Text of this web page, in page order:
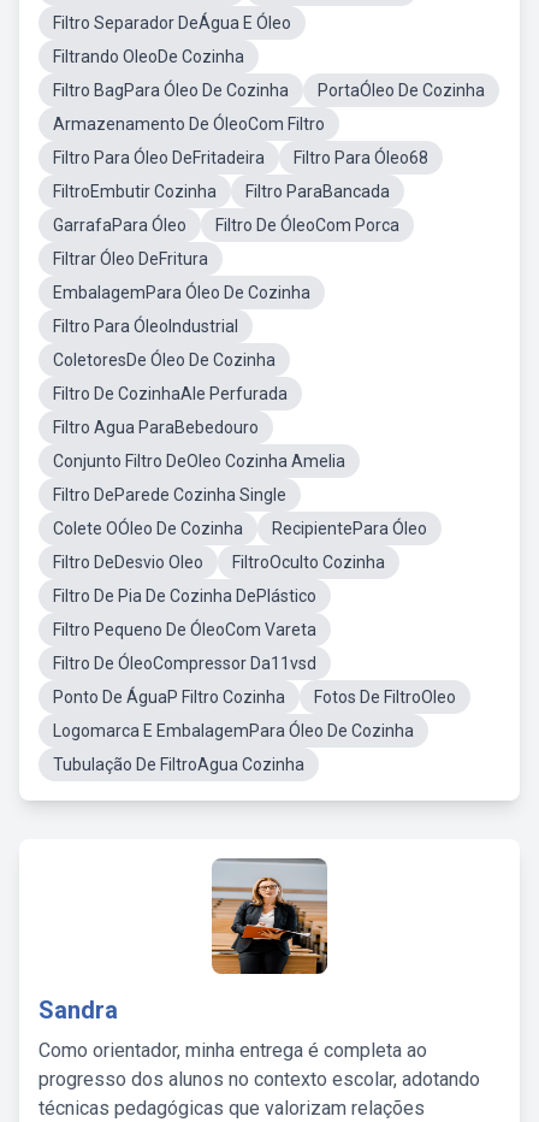
Filtro Separador DeÁgua E Óleo
Filtrando OleoDe Cozinha
Filtro BagPara Óleo De Cozinha
PortaÓleo De Cozinha
Armazenamento De ÓleoCom Filtro
Filtro Para Óleo DeFritadeira
Filtro Para Óleo68
FiltroEmbutir Cozinha
Filtro ParaBancada
GarrafaPara Óleo
Filtro De ÓleoCom Porca
Filtrar Óleo DeFritura
EmbalagemPara Óleo De Cozinha
Filtro Para ÓleoIndustrial
ColetoresDe Óleo De Cozinha
Filtro De CozinhaAle Perfurada
Filtro Agua ParaBebedouro
Conjunto Filtro DeOleo Cozinha Amelia
Filtro DeParede Cozinha Single
Colete OÓleo De Cozinha
RecipientePara Óleo
Filtro DeDesvio Oleo
FiltroOculto Cozinha
Filtro De Pia De Cozinha DePlástico
Filtro Pequeno De ÓleoCom Vareta
Filtro De ÓleoCompressor Da11vsd
Ponto De ÁguaP Filtro Cozinha
Fotos De FiltroOleo
Logomarca E EmbalagemPara Óleo De Cozinha
Tubulação De FiltroAgua Cozinha
Sandra
Como orientador, minha entrega é completa ao
progresso dos alunos no contexto escolar, adotando
técnicas pedagógicas que valorizam relações